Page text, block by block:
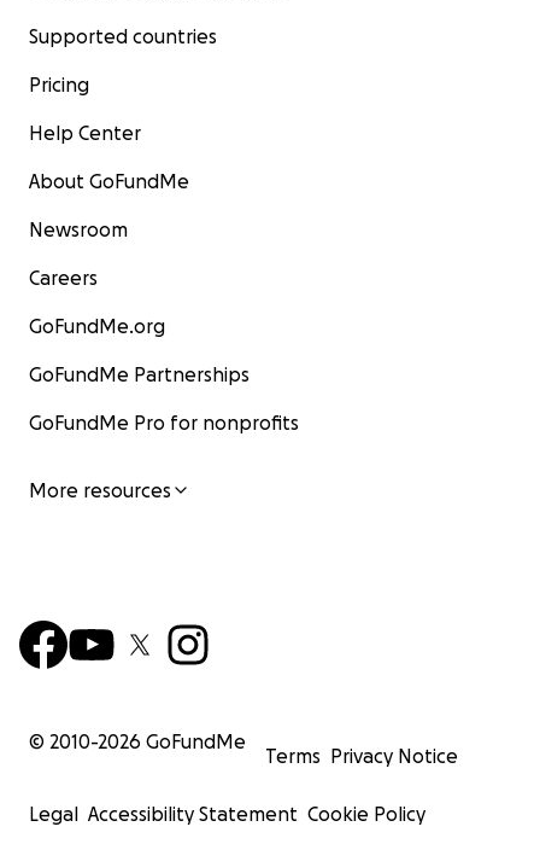
Supported countries
Pricing
Help Center
About GoFundMe
Newsroom
Careers
GoFundMe.org
GoFundMe Partnerships
GoFundMe Pro for nonprofits
More resources
© 2010-2026 GoFundMe
Terms Privacy Notice
Legal Accessibility Statement Cookie Policy